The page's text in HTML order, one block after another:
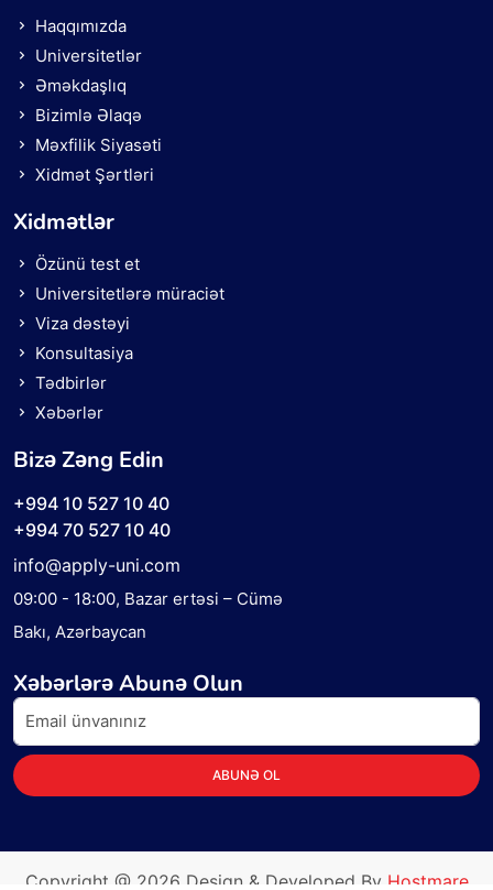
Haqqımızda
Universitetlər
Əməkdaşlıq
Bizimlə Əlaqə
Məxfilik Siyasəti
Xidmət Şərtləri
Xidmətlər
Özünü test et
Universitetlərə müraciət
Viza dəstəyi
Konsultasiya
Tədbirlər
Xəbərlər
Bizə Zəng Edin
+994 10 527 10 40
+994 70 527 10 40
info@apply-uni.com
09:00 - 18:00, Bazar ertəsi – Cümə
Bakı, Azərbaycan
Xəbərlərə Abunə Olun
ABUNƏ OL
Copyright @ 2026 Design & Developed By Hostmare